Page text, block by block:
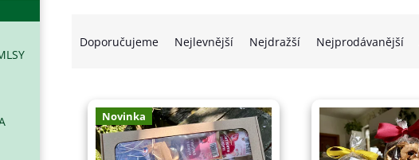
Doporučujeme Nejlevnější Nejdražší Nejprodávanější
Novinka